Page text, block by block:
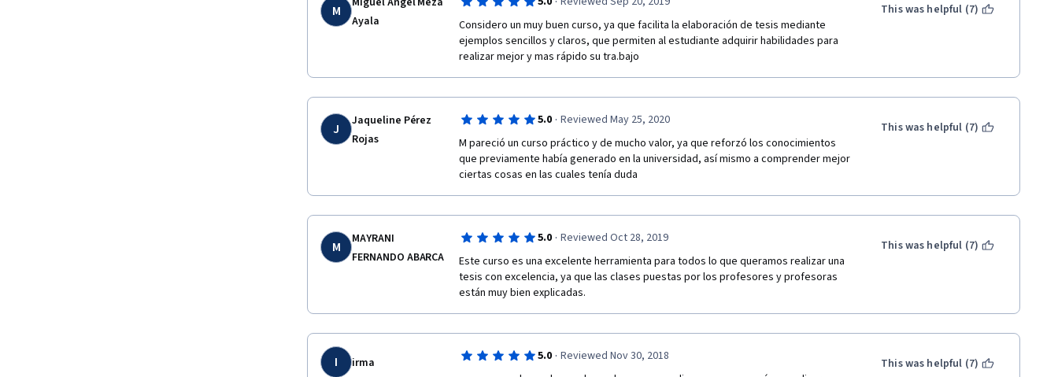
i
c
itaciones
a
erdad
e
p
M
Ayala
Considero un muy buen curso, ya que facilita la elaboración de tesis mediante
ejemplos sencillos y claros, que permiten al estudiante adquirir habilidades para
realizar mejor y mas rápido su tra.bajo
This was helpful (7)
J
Jaqueline Pérez
Rojas
5.0 · Reviewed May 25, 2020
M pareció un curso práctico y de mucho valor, ya que reforzó los conocimientos
que previamente había generado en la universidad, así mismo a comprender mejor
ciertas cosas en las cuales tenía duda
This was helpful (7)
M
MAYRANI
FERNANDO ABARCA
5.0 · Reviewed Oct 28, 2019
Este curso es una excelente herramienta para todos lo que queramos realizar una
tesis con excelencia, ya que las clases puestas por los profesores y profesoras
están muy bien explicadas.
This was helpful (7)
I irma 5.0 · Reviewed Nov 30, 2018
This was helpful (7)